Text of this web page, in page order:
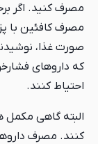
مصرف کنید. اگر
مصرف کافئین با
صورت غذا،
که داروهای
احتیاط کنند.
البته گاهی مکمل
کنند. مصرف